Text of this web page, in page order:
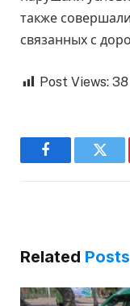
также
связанных с
Post Views: 38
Facebook
Related Posts